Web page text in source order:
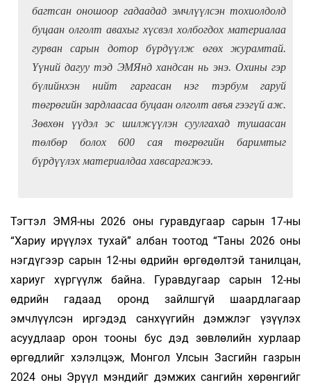
багтсан оношоор гадаадад эмчлүүлсэн тохиолдолд
буцаан олголт авахыг хүсвэл холбогдох материалаа
гурван сарын дотор бүрдүүлж өгөх журамтай.
Үүний дагуу тэд ЭМЯнд хандсан нь энэ. Охины гэр
бүлийнхэн нийт гаргасан нэг тэрбум гаруй
төгрөгийн зардлаасаа буцаан олголт авъя гээгүй аж.
Зөвхөн үүдэл эс шилжүүлэн суулгахад тушаасан
төлбөр болох 600 сая төгрөгийн баримтыг
бүрдүүлэх материалдаа хавсаргажээ.
Тэгтэл ЭМЯ-ны 2026 оны гуравдугаар сарын 17-ны
“Хариу ирүүлэх тухай” албан тоотод “Таны 2026 оны
нэгдүгээр сарын 12-ны өдрийн өргөдөлтэй танилцан,
хариуг хүргүүлж байна. Гуравдугаар сарын 12-ны
өдрийн гадаад оронд зайлшгүй шаардлагаар
эмчлүүлсэн иргэдэд санхүүгийн дэмжлэг үзүүлэх
асуудлаар орон тооны бус дэд зөвлөлийн хурлаар
өргөдлийг хэлэлцэж, Монгол Улсын Засгийн газрын
2024 оны Эрүүл мэндийг дэмжих сангийн хөрөнгийг